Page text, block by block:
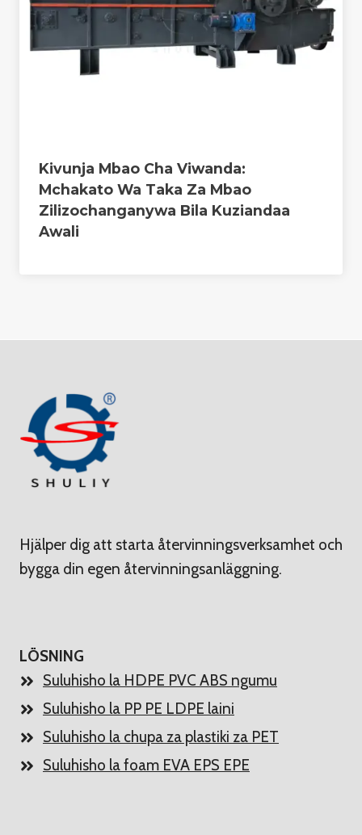
Kivunja Mbao Cha Viwanda:
Mchakato Wa Taka Za Mbao
Zilizochanganywa Bila Kuziandaa
Awali
Hjälper dig att starta återvinningsverksamhet och
bygga din egen återvinningsanläggning.
LÖSNING
Suluhisho la HDPE PVC ABS ngumu
Suluhisho la PP PE LDPE laini
Suluhisho la chupa za plastiki za PET
Suluhisho la foam EVA EPS EPE